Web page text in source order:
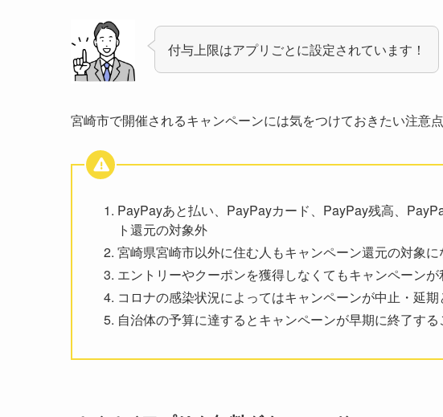
付与上限はアプリごとに設定されています！
宮崎市で開催されるキャンペーンには気をつけておきたい注意
PayPayあと払い、PayPayカード、PayPay残高、
ト還元の対象外
宮崎県宮崎市以外に住む人もキャンペーン還元の対象に
エントリーやクーポンを獲得しなくてもキャンペーンが
コロナの感染状況によってはキャンペーンが中止・延期
自治体の予算に達するとキャンペーンが早期に終了する